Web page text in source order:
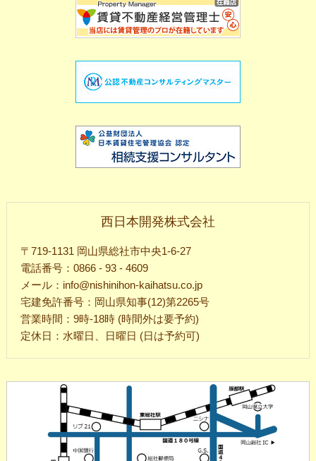
西日本開発株式会社
〒719-1131 岡山県総社市中央1-6-27
電話番号：0866 - 93 - 4609
メール：info@nishinihon-kaihatsu.co.jp
宅建免許番号：岡山県知事(12)第2265号
営業時間：9時-18時 (時間外は要予約)
定休日：水曜日、日曜日 (日は予約可)